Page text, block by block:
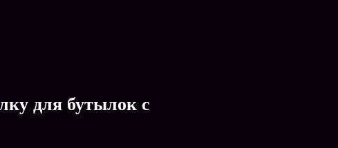
для бутылок с